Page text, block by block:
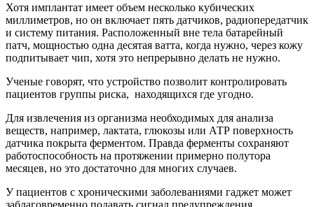
Хотя имплантат имеет объем несколько кубических
миллиметров, но он включает пять датчиков, радиопередатчик
и систему питания. Расположенный вне тела батарейный
патч, мощностью одна десятая ватта, когда нужно, через кожу
подпитывает чип, хотя это непрерывно делать не нужно.
Ученые говорят, что устройство позволит контролировать
пациентов группы риска, находящихся где угодно.
Для извлечения из организма необходимых для анализа
веществ, например, лактата, глюкозы или АТР поверхность
датчика покрыта ферментом. Правда ферменты сохраняют
работоспособность на протяжении примерно полутора
месяцев, но это достаточно для многих случаев.
У пациентов с хроническими заболеваниями гаджет может
заблаговременно подавать сигнал предупреждения